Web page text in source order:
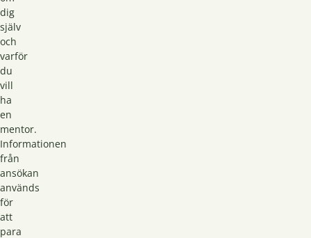
dig
själv
och
varför
du
vill
ha
en
mentor.
Informationen
från
ansökan
används
för
att
para